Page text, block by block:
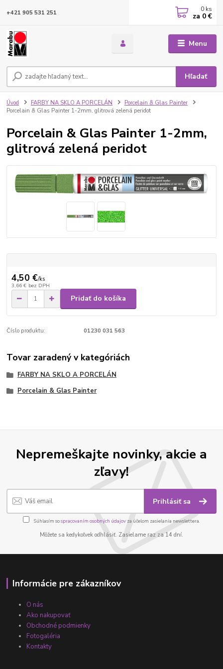
Menu
Hľadať
+421 905 531 251 0 ks
za 0 €
Úvod FARBY NA SKLO A PORCELÁN
Porcelain & Glas Painter
Porcelain & Glas Painter 1-2mm, glitrová zelená peridot
Porcelain & Glas Painter 1-2mm,
glitrová zelená peridot
4,50 €/ks
3,66 € bez DPH
Pridať do košíka
Číslo produktu: 01230 031 563
Tovar zaradený v kategóriách
FARBY NA SKLO A PORCELÁN
Porcelain & Glas Painter
Nepremeškajte novinky, akcie a
zľavy!
Prihlásiť sa
Súhlasím sospracovaním osobných údajov za účelom zasielania newslettera.
Môžete sa kedykoľvek odhlásiť. Zasielame raz za 14 dní.
Informácie pre zákazníkov
O nás
Ako nakupovať
Obchodné podmienky
Fotogaléria
Kontakty